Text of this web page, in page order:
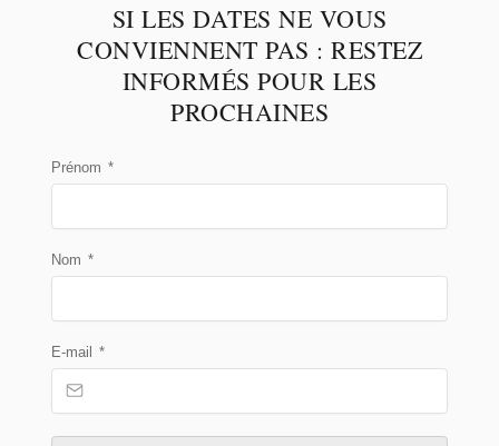
SI LES DATES NE VOUS
CONVIENNENT PAS : RESTEZ
INFORMÉS POUR LES
PROCHAINES
Prénom *
Nom *
E-mail *